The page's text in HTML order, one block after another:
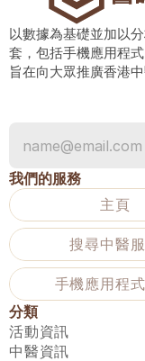
以數據為基礎並加以
套，包括手機應用程
旨在向大眾推廣香港
我們的服務
主頁
搜尋中醫
手機應用程
分類
活動資訊
中醫資訊